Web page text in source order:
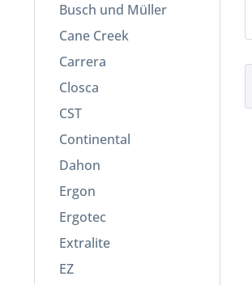
Busch und Müller
Cane Creek
Carrera
Closca
CST
Continental
Dahon
Ergon
Ergotec
Extralite
EZ